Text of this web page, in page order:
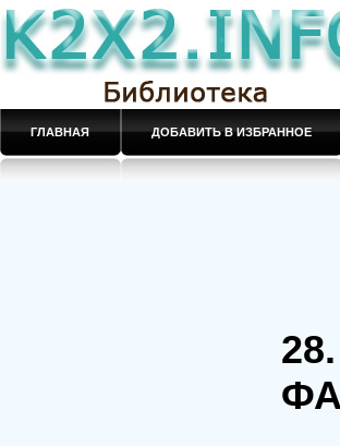
ГЛАВНАЯ ДОБАВИТЬ В ИЗБРАННОЕ